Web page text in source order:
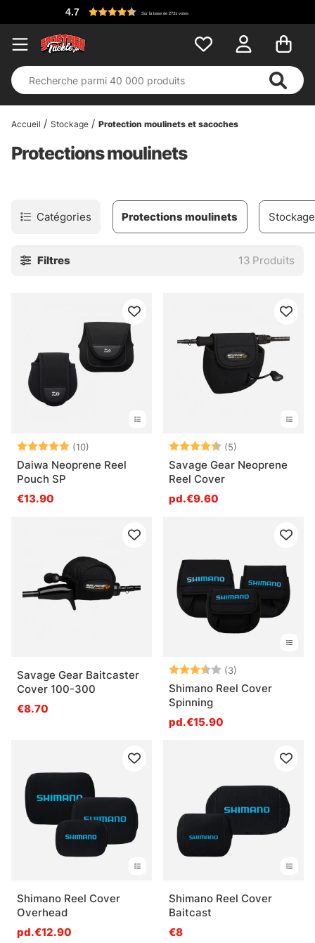
4.7 Sur la base de 2731 votes
Accueil Stockage Protection moulinets et sacoches
Protections moulinets
Catégories Protections moulinets
Filtres 13 Produits
Note: (10)
5.0 sur 5 étoiles
Daiwa Neoprene Reel
Pouch SP
€13.90
Note: (5)
Savage Gear Neoprene
Reel Cover
pd.€9.60
Savage Gear Baitcaster
Cover 100-300
€8.70
Note: (3)
Shimano Reel Cover
Spinning
pd.€15.90
Shimano Reel Cover
Overhead
pd.€12.90
Shimano Reel Cover
Baitcast
€8